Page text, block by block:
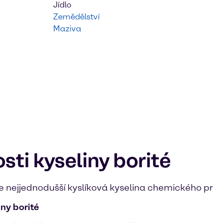
Jídlo
Zemědělství
Maziva
kyseliny borité
nejjednodušší kyslíková kyselina chemického
borité